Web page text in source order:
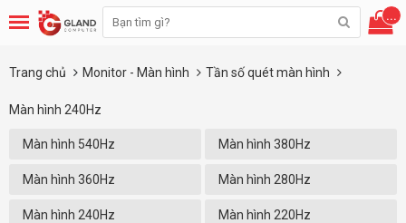
...
Trang chủ Monitor - Màn hình Tần số quét màn hình
Màn hình 240Hz
Màn hình 540Hz Màn hình 380Hz
Màn hình 360Hz Màn hình 280Hz
Màn hình 240Hz Màn hình 220Hz